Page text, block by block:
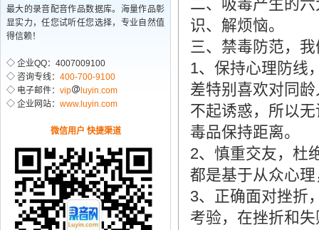
最大的录音配音作品数据库。海量作品彰
显实力，任您试听任您选择，专业自然值
得信赖！
◇ 企业QQ：4007009100
◇ 咨询专线： 400-700-9100
◇ 电子邮件： vip
luyin.com
◇ 企业网站： www.luyin.com
微信用户 快捷渠道
二、吸毒产生的
识、解烦恼。
三、禁毒防范，
1、保持心理防线
差特别喜欢对同
不起诱惑，所以
毒品保持距离。
2、慎重交友，杜
都是基于从众心
3、正确面对挫折
考验，在挫折和